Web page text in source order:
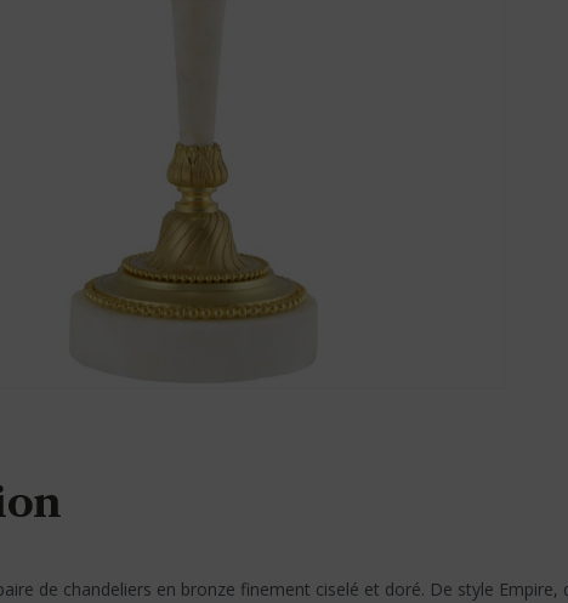
de chandeliers en bronze finement ciselé et doré. De style